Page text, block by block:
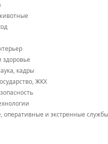
кадры
ЖКХ
оперативные и экстренные службы